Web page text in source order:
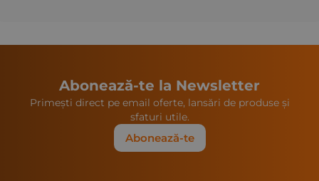
Abonează-te la Newsletter
Primești direct pe email oferte, lansări de produse și
sfaturi utile.
Abonează-te